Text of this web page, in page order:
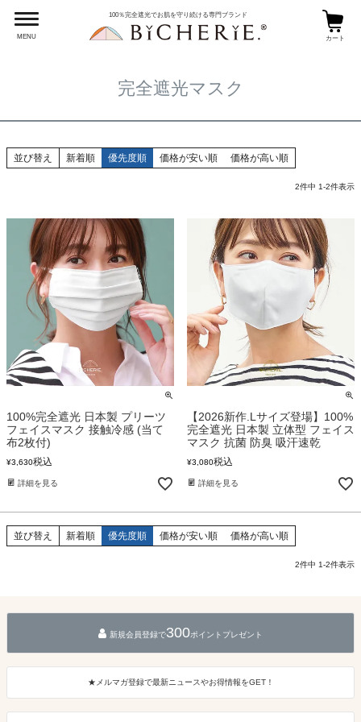
MENU
100％完全遮光でお肌を守り続ける専門ブランド
カート
HOME 完全遮光マスク
完全遮光マスク
並び替え 新着順 優先度順 価格が安い順 価格が高い順
2件中 1-2件表示
100%完全遮光 日本製 プリーツ
フェイスマスク 接触冷感 (当て
布2枚付)
¥3,630税込
詳細を見る
【2026新作.Lサイズ登場】100%
完全遮光 日本製 立体型 フェイス
マスク 抗菌 防臭 吸汗速乾
¥3,080税込
詳細を見る
並び替え 新着順 優先度順 価格が安い順 価格が高い順
2件中 1-2件表示
新規会員登録で300ポイントプレゼント
★メルマガ登録で最新ニュースやお得情報をGET！